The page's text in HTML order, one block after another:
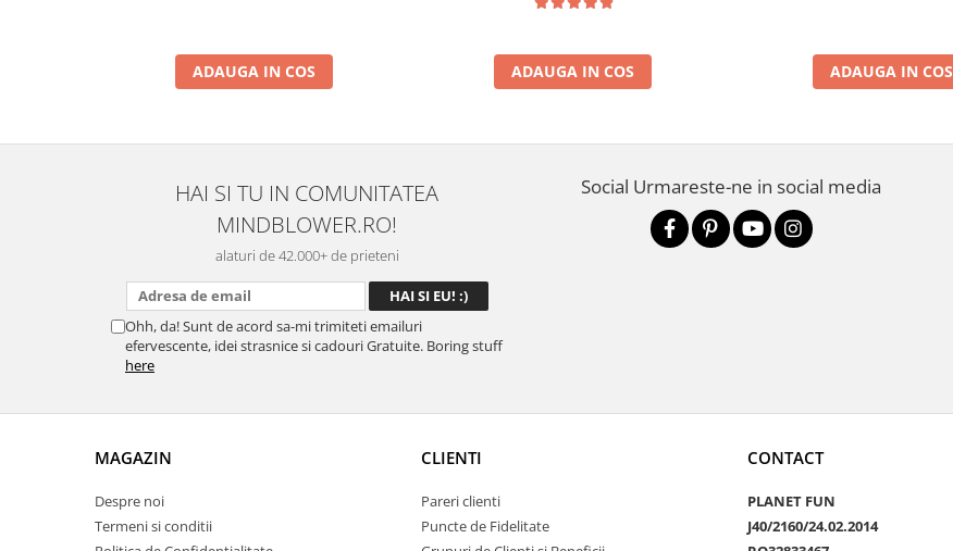
ADAUGA IN COS ADAUGA IN COS ADAUGA IN COS
HAI SI TU IN COMUNITATEA
MINDBLOWER.RO!
alaturi de 42.000+ de prieteni
Ohh, da! Sunt de acord sa-mi trimiteti emailuri
efervescente, idei strasnice si cadouri Gratuite. Boring stuff
here
Social Urmareste-ne in social media
MAGAZIN
Despre noi
Termeni si conditii
CLIENTI
Pareri clienti
Puncte de Fidelitate
CONTACT
PLANET FUN
J40/2160/24.02.2014